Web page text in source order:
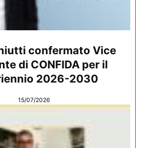
confermato Vice
di CONFIDA per il
2026-2030
15/07/2026